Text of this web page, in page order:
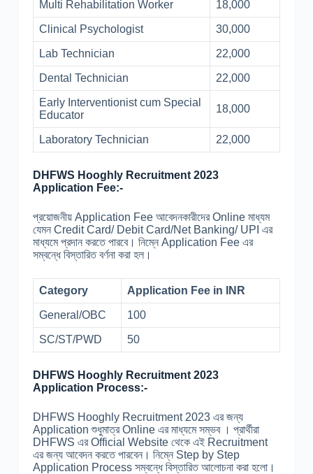
Multi Rehabilitation Worker 18,000
Clinical Psychologist 30,000
Lab Technician 22,000
Dental Technician 22,000
Early Interventionist cum Special
Educator
18,000
Laboratory Technician 22,000
DHFWS Hooghly Recruitment 2023
Application Fee:-
প্রয়োজনীয় Application Fee আবেদনকারীদের Online মাধ্যম
যেমন Credit Card/ Debit Card/Net Banking/ UPI এর
মাধ্যমে প্রদান করতে পারবে। নিম্নে Application Fee এর
সম্বন্ধে বিস্তারিত বর্ণনা করা হল।
Category Application Fee in INR
General/OBC 100
SC/ST/PWD 50
DHFWS Hooghly Recruitment 2023
Application Process:-
DHFWS Hooghly Recruitment 2023 এর জন্য
Application শুধুমাত্র Online এর মাধ্যমে সম্ভব । প্রার্থীরা
DHFWS এর Official Website থেকে এই Recruitment
এর জন্য আবেদন করতে পারবেন। নিম্নে Step by Step
Application Process সম্বন্ধে বিস্তারিত আলোচনা করা হলো।